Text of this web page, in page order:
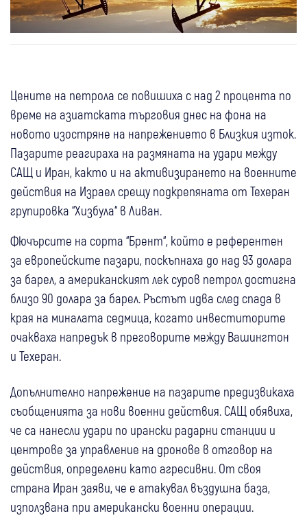
Цените на петрола се повишиха с над 2 процента по
време на азиатската търговия днес на фона на
новото изостряне на напрежението в Близкия изток.
Пазарите реагираха на размяната на удари между
САЩ и Иран, както и на активизирането на военните
действия на Израел срещу подкрепяната от Техеран
групировка “Хизбула“ в Ливан.
Фючърсите на сорта “Брент“, който е референтен
за европейските пазари, поскъпнаха до над 93 долара
за барел, а американският лек суров петрол достигна
близо 90 долара за барел. Ръстът идва след спада в
края на миналата седмица, когато инвеститорите
очакваха напредък в преговорите между Вашингтон
и Техеран.
Допълнително напрежение на пазарите предизвикаха
съобщенията за нови военни действия. САЩ обявиха,
че са нанесли удари по ирански радарни станции и
центрове за управление на дронове в отговор на
действия, определени като агресивни. От своя
страна Иран заяви, че е атакувал въздушна база,
използвана при американски военни операции.